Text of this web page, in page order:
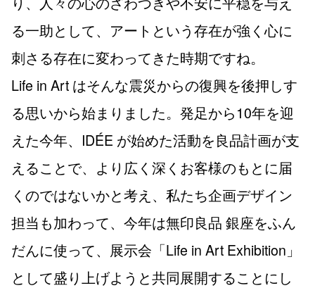
る一助として、アートという存在が強く心に
刺さる存在に変わってきた時期ですね。
Life in Art はそんな震災からの復興を後押しす
る思いから始まりました。発足から10年を迎
えた今年、IDÉE が始めた活動を良品計画が支
えることで、より広く深くお客様のもとに届
くのではないかと考え、私たち企画デザイン
担当も加わって、今年は無印良品 銀座をふん
だんに使って、展示会「Life in Art Exhibition」
として盛り上げようと共同展開することにし